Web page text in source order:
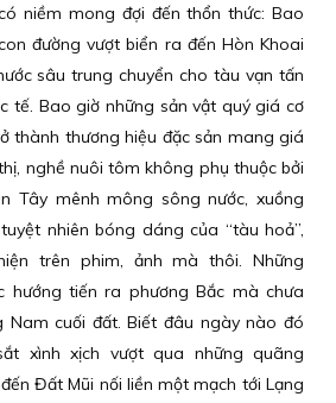
niềm mong đợi đến thổn thức: Bao
đường vượt biển ra đến Hòn Khoai
sâu trung chuyển cho tàu vạn tấn
tế. Bao giờ những sản vật quý giá cơ
thành thương hiệu đặc sản mang giá
nghề nuôi tôm không phụ thuộc bởi
Tây mênh mông sông nước, xuồng
nhiên bóng dáng của “tàu hoả”,
trên phim, ảnh mà thôi. Những
hướng tiến ra phương Bắc mà chưa
Nam cuối đất. Biết đâu ngày nào đó
xình xịch vượt qua những quãng
Đất Mũi nối liền một mạch tới Lạng